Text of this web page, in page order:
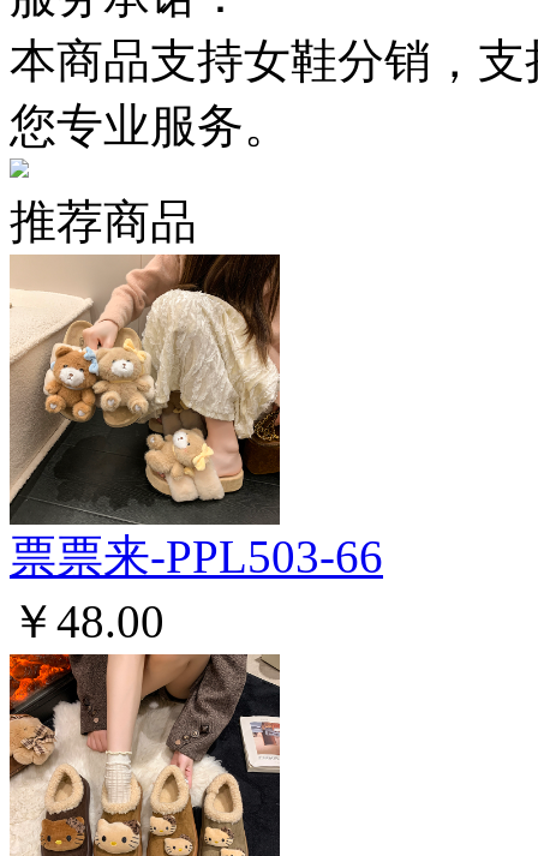
本商品支持女鞋分销，
您专业服务。
推荐商品
票票来-PPL503-66
￥48.00